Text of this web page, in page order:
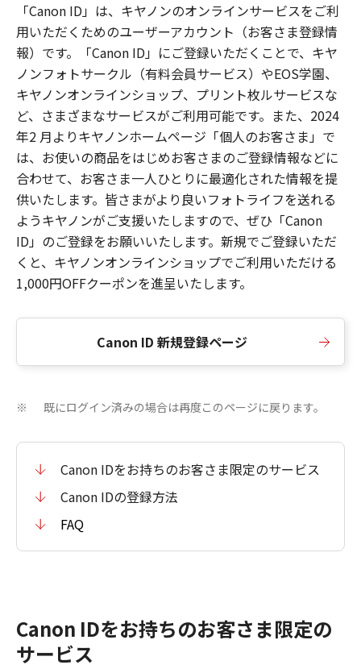
「Canon ID」は、キヤノンのオンラインサービスをご利
用いただくためのユーザーアカウント（お客さま登録情
報）です。「Canon ID」にご登録いただくことで、キヤ
ノンフォトサークル（有料会員サービス）やEOS学園、
キヤノンオンラインショップ、プリント枚ルサービスな
ど、さまざまなサービスがご利用可能です。また、2024
年2 月よりキヤノンホームページ「個人のお客さま」で
は、お使いの商品をはじめお客さまのご登録情報などに
合わせて、お客さま一人ひとりに最適化された情報を提
供いたします。皆さまがより良いフォトライフを送れる
ようキヤノンがご支援いたしますので、ぜひ「Canon
ID」のご登録をお願いいたします。新規でご登録いただ
くと、キヤノンオンラインショップでご利用いただける
1,000円OFFクーポンを進呈いたします。
Canon ID 新規登録ページ
※ 既にログイン済みの場合は再度このページに戻ります。
Canon IDをお持ちのお客さま限定のサービス
Canon IDの登録方法
FAQ
Canon IDをお持ちのお客さま限定の
サービス